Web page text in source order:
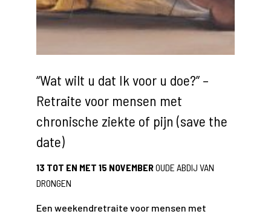
“Wat wilt u dat Ik voor u doe?” –
Retraite voor mensen met
chronische ziekte of pijn (save the
date)
13 TOT EN MET 15 NOVEMBEROUDE ABDIJ VAN
DRONGEN
Een weekendretraite voor mensen met